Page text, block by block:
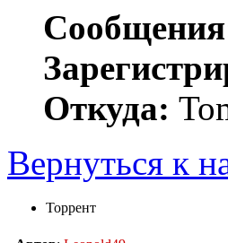
Откуда:
Вернуться к
Торрент